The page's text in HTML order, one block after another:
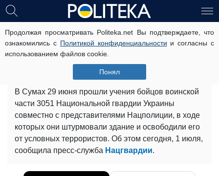
Продолжая просматривать Politeka.net Вы подтверждаете, что
ознакомились с Политикой конфиденциальности и согласны с
использованием файлов cookie.
Понял
В Сумах нацгвардейцы «взяли
штурмом» здание
обладминистрации (фото)
В Сумах 29 июня прошли учения бойцов воинской
части 3051 Национальной гвардии Украины
совместно с представителями Нацполиции, в ходе
которых они штурмовали здание и освободили его
от условных террористов. Об этом сегодня, 1 июля,
сообщила пресс-служба Нацгвардии.